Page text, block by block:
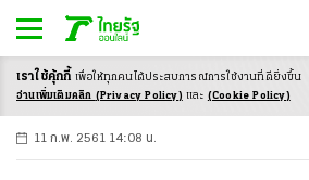
-ก ก ก+
11 ก.พ. 2561 14:08 น.
เราใช้คุ้กกี้ เพื่อให้ทุกคนได้ประสบการณ์การใช้งานที่ดียิ่งขึ้น
อ่านเพิ่มเติมคลิก (Privacy Policy) และ (Cookie Policy)